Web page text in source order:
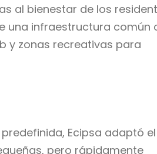
al bienestar de los
una infraestructura común
y zonas recreativas para
Ecipsa adaptó el
pero rápidamente